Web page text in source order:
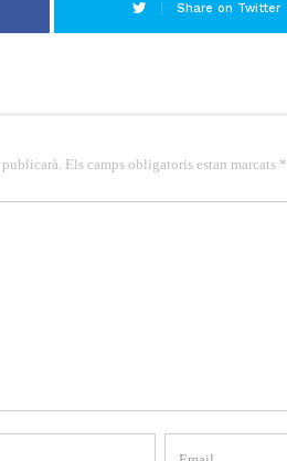
Share on Twitter
Els camps obligatoris estan marcats *